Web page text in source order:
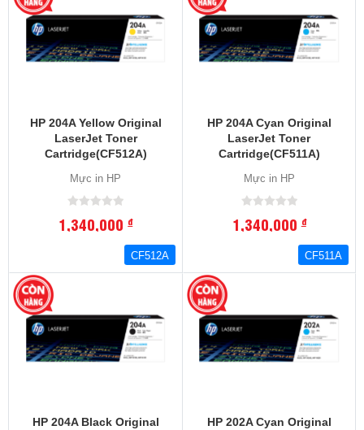
HP 204A Yellow Original
LaserJet Toner
Cartridge(CF512A)
Mực in HP
1,340,000đ
CF512A
HP 204A Cyan Original
LaserJet Toner
Cartridge(CF511A)
Mực in HP
1,340,000đ
CF511A
HP 204A Black Original
HP 202A Cyan Original